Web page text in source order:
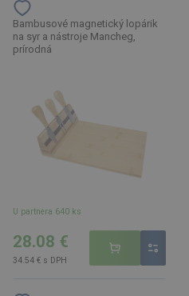
Bambusové magnetický lopárik
na syr a nástroje Mancheg,
prírodná
U partnera 640 ks
28.08 €
34.54 € s DPH